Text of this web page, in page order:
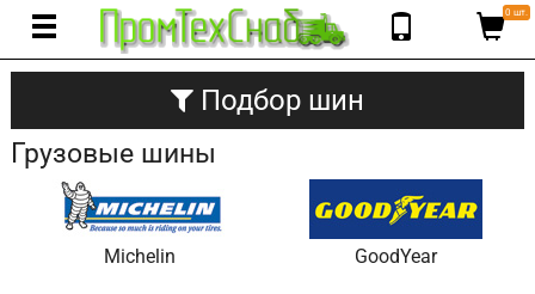
0 шт.
Подбор шин
Грузовые шины
Michelin GoodYear